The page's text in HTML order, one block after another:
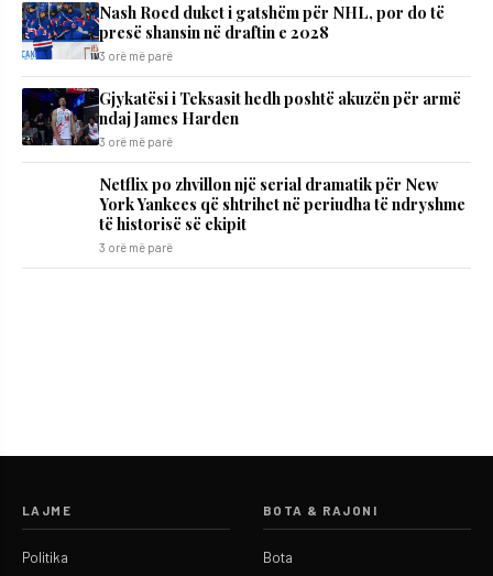
Nash Roed duket i gatshëm për NHL, por do të
presë shansin në draftin e 2028
3 orë më parë
Gjykatësi i Teksasit hedh poshtë akuzën për armë
ndaj James Harden
3 orë më parë
Netflix po zhvillon një serial dramatik për New
York Yankees që shtrihet në periudha të ndryshme
të historisë së ekipit
3 orë më parë
LAJME
Politika
BOTA & RAJONI
Bota